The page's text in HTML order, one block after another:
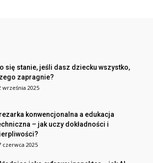
się stanie, jeśli dasz dziecku wszystko,
zapragnie?
września 2025
konwencjonalna a edukacja
– jak uczy dokładności i
czerwca 2025